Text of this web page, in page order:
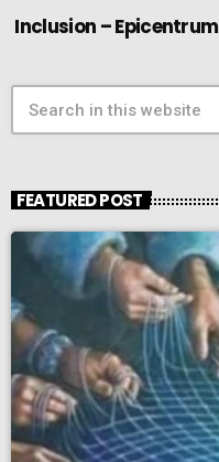
Inclusion – Epicentrum
FEATURED POST